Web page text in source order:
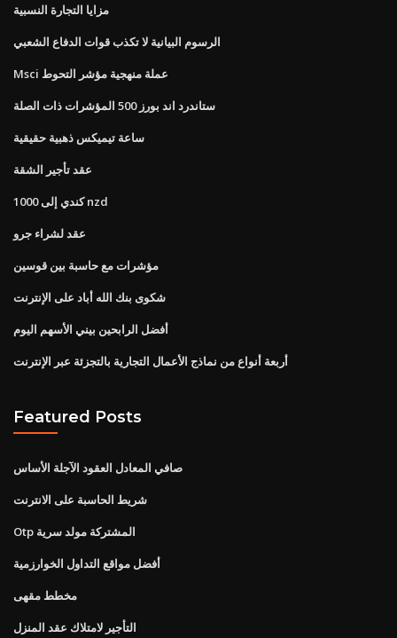
مزايا التجارة النسبية
الرسوم البيانية لا تكذب قوات الدفاع الشعبي
Msci عملة منهجية مؤشر التحوط
ستاندرد اند بورز 500 المؤشرات ذات الصلة
ساعة تيميكس ذهبية حقيقية
عقد تأجير الشقة
1000 كندي إلى nzd
عقد لشراء جرو
مؤشرات مع حاسبة بين قوسين
شكوى بنك الله أباد على الإنترنت
أفضل الرابحين بيني الأسهم اليوم
أربعة أنواع من نماذج الأعمال التجارية بالتجزئة عبر الإنترنت
Featured Posts
صافي المعادل العقود الآجلة الأساس
شريط الحاسبة على الانترنت
Otp المشتركة مولد سرية
أفضل مواقع التداول الخوارزمية
مخطط مقهى
التأجير لامتلاك عقد المنزل